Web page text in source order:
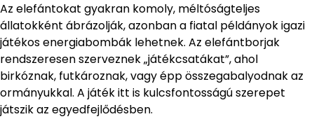
Az elefántokat gyakran komoly, méltóságteljes
állatokként ábrázolják, azonban a fiatal példányok igazi
játékos energiabombák lehetnek. Az elefántborjak
rendszeresen szerveznek „játékcsatákat”, ahol
birkóznak, futkároznak, vagy épp összegabalyodnak az
ormányukkal. A játék itt is kulcsfontosságú szerepet
játszik az egyedfejlődésben.